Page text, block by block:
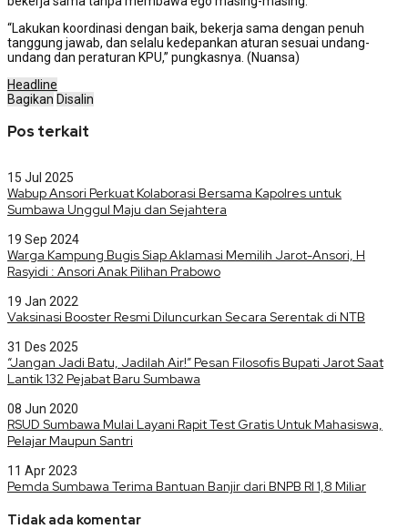
“Lakukan koordinasi dengan baik, bekerja sama dengan penuh
tanggung jawab, dan selalu kedepankan aturan sesuai undang-
undang dan peraturan KPU,” pungkasnya. (Nuansa)
Headline
Bagikan Disalin
Pos terkait
15 Jul 2025
Wabup Ansori Perkuat Kolaborasi Bersama Kapolres untuk
Sumbawa Unggul Maju dan Sejahtera
19 Sep 2024
Warga Kampung Bugis Siap Aklamasi Memilih Jarot-Ansori, H
Rasyidi : Ansori Anak Pilihan Prabowo
19 Jan 2022
Vaksinasi Booster Resmi Diluncurkan Secara Serentak di NTB
31 Des 2025
“Jangan Jadi Batu, Jadilah Air!” Pesan Filosofis Bupati Jarot Saat
Lantik 132 Pejabat Baru Sumbawa
08 Jun 2020
RSUD Sumbawa Mulai Layani Rapit Test Gratis Untuk Mahasiswa,
Pelajar Maupun Santri
11 Apr 2023
Pemda Sumbawa Terima Bantuan Banjir dari BNPB RI 1,8 Miliar
Tidak ada komentar